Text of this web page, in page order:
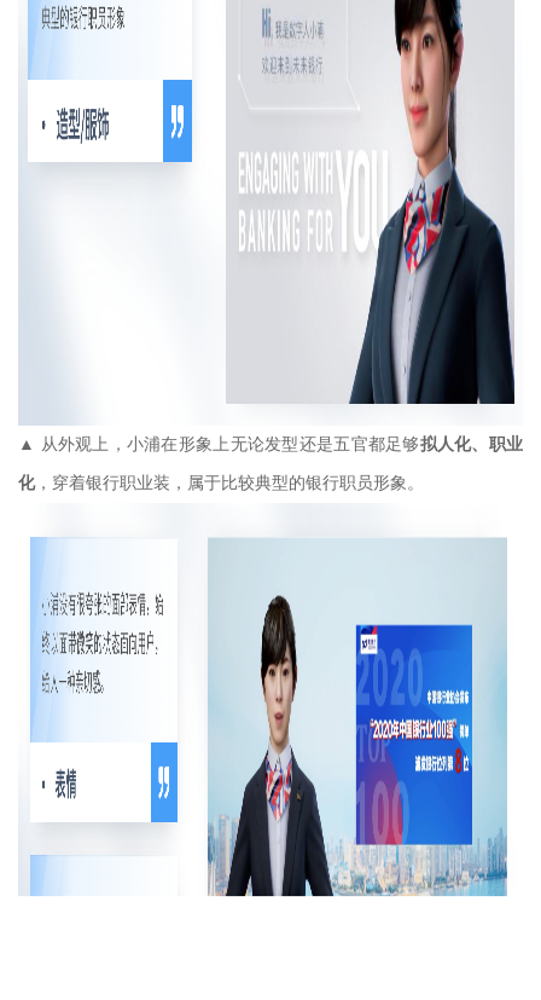
▲ 从外观上，小浦在形象上无论发型还是五官都足够拟人化、职业
化，穿着银行职业装，属于比较典型的银行职员形象。